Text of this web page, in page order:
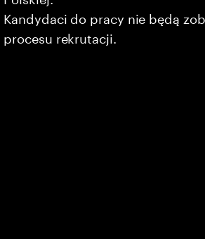
Kandydaci do pracy nie będą
procesu rekrutacji.